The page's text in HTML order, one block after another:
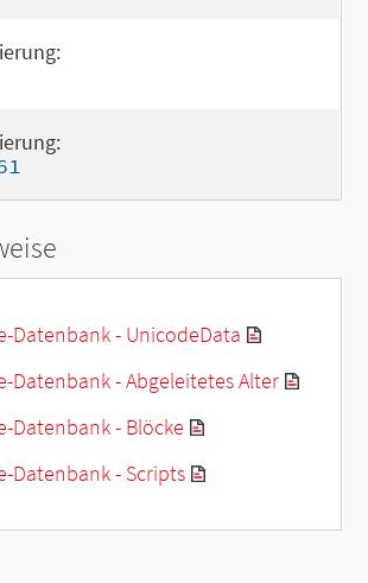
Datenbank - UnicodeData
Datenbank - Abgeleitetes Alter
Datenbank - Blöcke
Datenbank - Scripts